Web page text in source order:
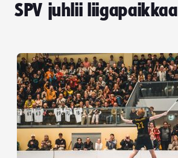
SPV juhlii liigapaikkaa